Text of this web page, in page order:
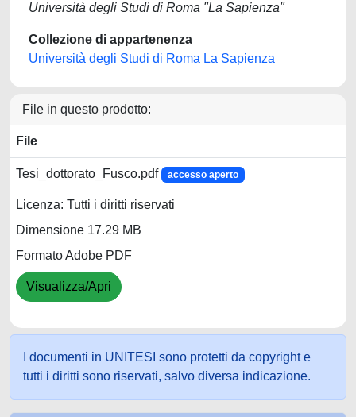
Università degli Studi di Roma "La Sapienza"
Collezione di appartenenza
Università degli Studi di Roma La Sapienza
File in questo prodotto:
File
Tesi_dottorato_Fusco.pdf accesso aperto
Licenza: Tutti i diritti riservati
Dimensione 17.29 MB
Formato Adobe PDF
Visualizza/Apri
I documenti in UNITESI sono protetti da copyright e
tutti i diritti sono riservati, salvo diversa indicazione.